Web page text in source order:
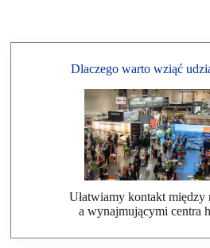
Dlaczego warto wziąć
Ułatwiamy kontakt między
a wynajmującymi centra